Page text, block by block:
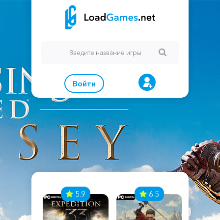
Войти
5.9 6.5